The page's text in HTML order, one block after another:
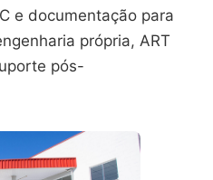
e documentação para
própria, ART
pós-